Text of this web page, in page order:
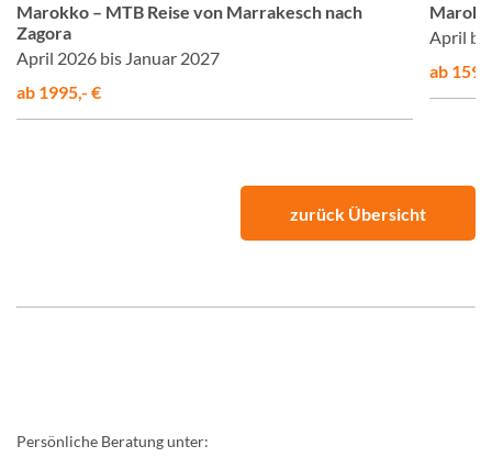
Marokko – MTB Reise von Marrakesch nach
Zagora
April 2026 bis Januar 2027
ab 1995,- €
April
ab
zurück Übersicht
Persönliche Beratung unter: